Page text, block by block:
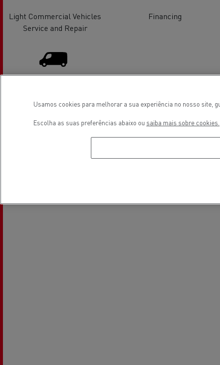
Light Commercial Vehicles
Service and Repair
Financing
Light Commercial Vehicles
Usamos cookies para melhorar a sua experiência no nosso site,
Escolha as suas preferências abaixo ou saiba mais sobre cookies.